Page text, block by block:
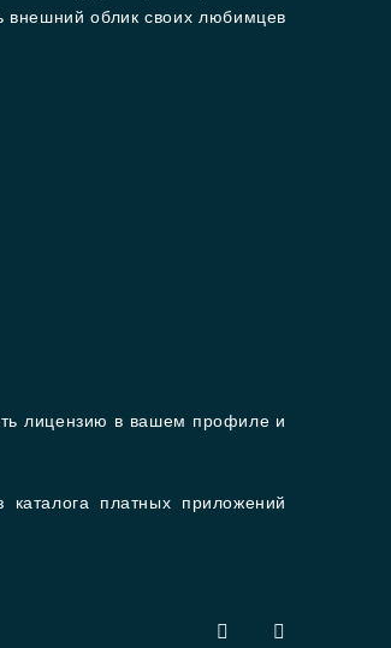
внешний облик своих любимцев
лицензию в вашем профиле и
каталога платных приложений